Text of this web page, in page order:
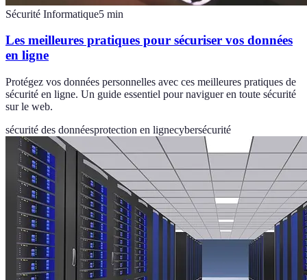
Sécurité Informatique5 min
Les meilleures pratiques pour sécuriser vos données
en ligne
Protégez vos données personnelles avec ces meilleures pratiques de
sécurité en ligne. Un guide essentiel pour naviguer en toute sécurité
sur le web.
sécurité des donnéesprotection en lignecybersécurité